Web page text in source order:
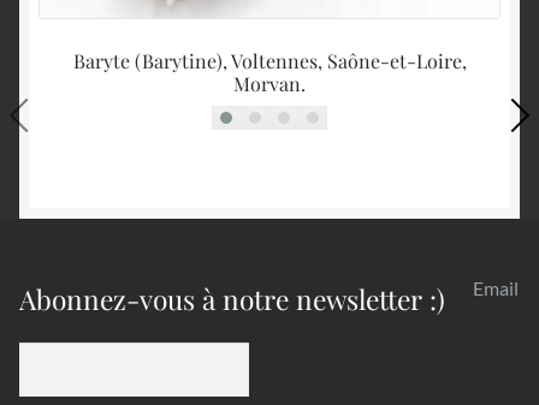
Baryte (Barytine), Voltennes, Saône-et-Loire,
Morvan.
Abonnez-vous à notre newsletter :) Email